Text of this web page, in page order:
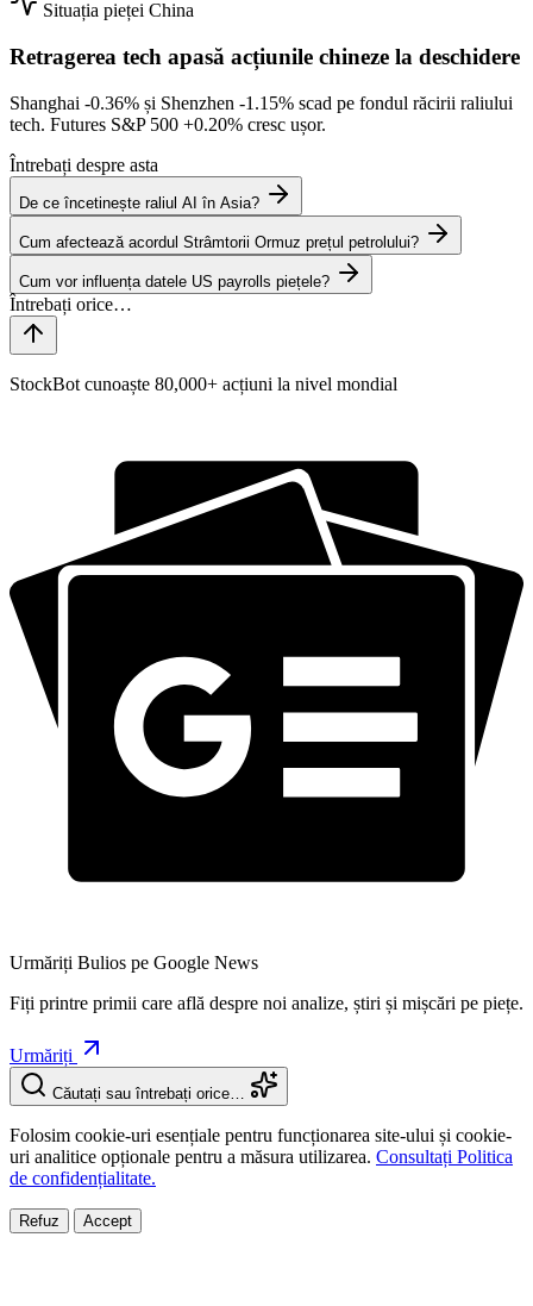
Situația pieței China
Retragerea tech apasă acțiunile chineze la deschidere
Shanghai -0.36% și Shenzhen -1.15% scad pe fondul răcirii raliului
tech. Futures S&P 500 +0.20% cresc ușor.
Întrebați despre asta
De ce încetinește raliul AI în Asia?
Cum afectează acordul Strâmtorii Ormuz prețul petrolului?
Cum vor influența datele US payrolls piețele?
StockBot cunoaște 80,000+ acțiuni la nivel mondial
Urmăriți Bulios pe Google News
Fiți printre primii care află despre noi analize, știri și mișcări pe piețe.
Urmăriți
Căutați sau întrebați orice…
Folosim cookie-uri esențiale pentru funcționarea site-ului și cookie-
uri analitice opționale pentru a măsura utilizarea. Consultați Politica
de confidențialitate.
Refuz Accept